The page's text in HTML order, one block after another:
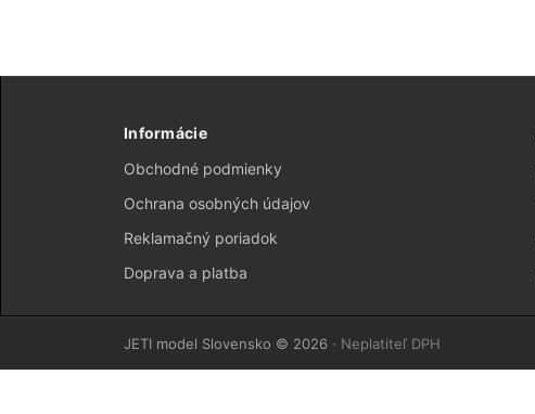
Informácie
Obchodné podmienky
Ochrana osobných údajov
Reklamačný poriadok
Doprava a platba
JETI model Slovensko © 2026 · Neplatiteľ DPH